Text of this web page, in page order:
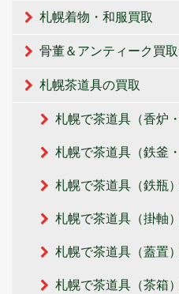
札幌着物・和服買取
骨董＆アンティーク買
札幌茶道具の買取
札幌で茶道具（香炉
札幌で茶道具（鉄釜
札幌で茶道具（鉄瓶
札幌で茶道具（掛軸
札幌で茶道具（蓋置
札幌で茶道具（茶箱